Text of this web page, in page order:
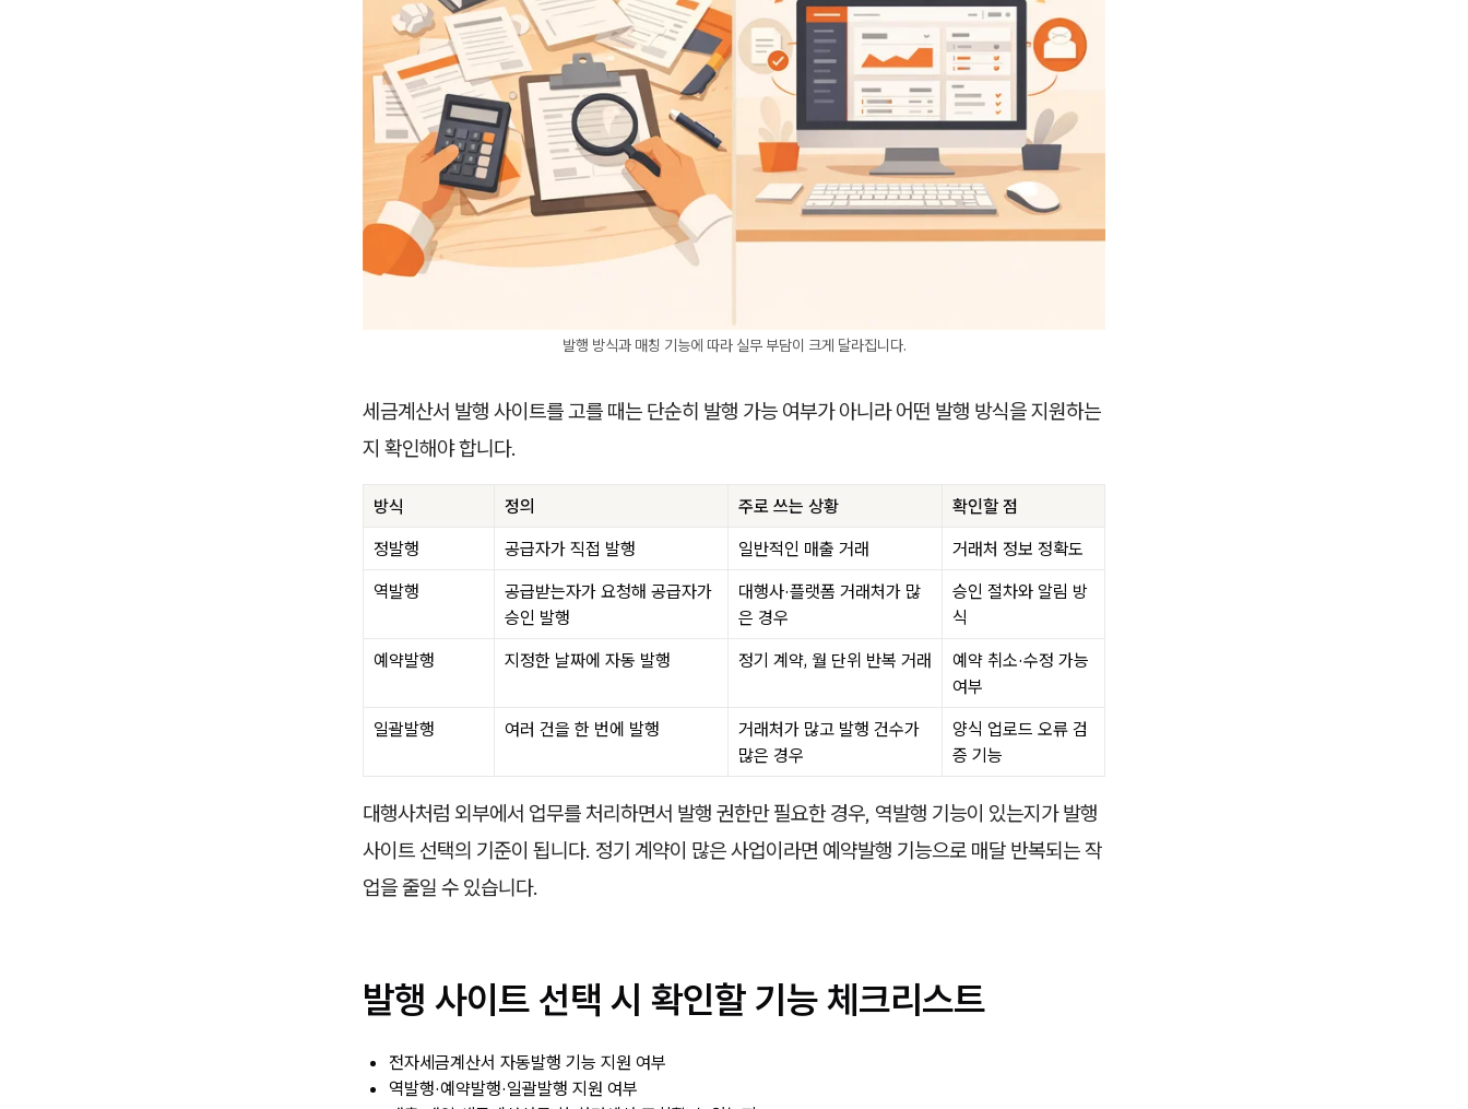
발행 방식과 매칭 기능에 따라 실무 부담이 크게 달라집니다.
세금계산서 발행 사이트를 고를 때는 단순히 발행 가능 여부가 아니라 어떤 발행 방식을 지원하는
지 확인해야 합니다.
방식 정의 주로 쓰는 상황
확인할 점
정발행
공급자가 직접 발행 일반적인 매출 거래
거래처 정보 정확도
역발행
공급받는자가 요청해 공급자가
승인 발행
대행사·플랫폼 거래처가 많
은 경우
승인 절차와 알림 방
식
예약발행
지정한 날짜에 자동 발행 정기 계약, 월 단위 반복 거래
예약 취소·수정 가능
여부
일괄발행
여러 건을 한 번에 발행
거래처가 많고 발행 건수가
많은 경우
양식 업로드 오류 검
증 기능
대행사처럼 외부에서 업무를 처리하면서 발행 권한만 필요한 경우, 역발행 기능이 있는지가 발행
사이트 선택의 기준이 됩니다. 정기 계약이 많은 사업이라면 예약발행 기능으로 매달 반복되는 작
업을 줄일 수 있습니다.
발행 사이트 선택 시 확인할 기능 체크리스트
전자세금계산서 자동발행 기능 지원 여부
역발행·예약발행·일괄발행 지원 여부